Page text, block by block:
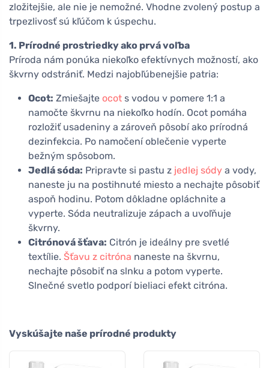
zložitejšie, ale nie je nemožné. Vhodne zvolený postup a
trpezlivosť sú kľúčom k úspechu.
1. Prírodné prostriedky ako prvá voľba
Príroda nám ponúka niekoľko efektívnych možností, ako
škvrny odstrániť. Medzi najobľúbenejšie patria:
Ocot: Zmiešajte ocot s vodou v pomere 1:1 a
namočte škvrnu na niekoľko hodín. Ocot pomáha
rozložiť usadeniny a zároveň pôsobí ako prírodná
dezinfekcia. Po namočení oblečenie vyperte
bežným spôsobom.
Jedlá sóda: Pripravte si pastu z jedlej sódy a vody,
naneste ju na postihnuté miesto a nechajte pôsobiť
aspoň hodinu. Potom dôkladne opláchnite a
vyperte. Sóda neutralizuje zápach a uvoľňuje
škvrny.
Citrónová šťava: Citrón je ideálny pre svetlé
textílie. Šťavu z citróna naneste na škvrnu,
nechajte pôsobiť na slnku a potom vyperte.
Slnečné svetlo podporí bieliaci efekt citróna.
Vyskúšajte naše prírodné produkty